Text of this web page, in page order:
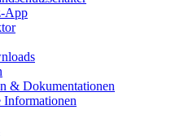
App
& Dokumentationen
Informationen